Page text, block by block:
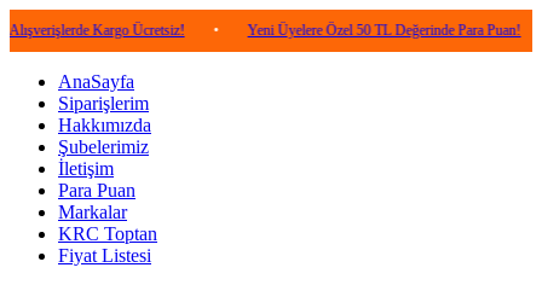
Kargo Ücretsiz! • Yeni Üyelere Özel 50 TL Değerinde Para Puan! •
AnaSayfa
Siparişlerim
Hakkımızda
Şubelerimiz
İletişim
Para Puan
Markalar
KRC Toptan
Fiyat Listesi